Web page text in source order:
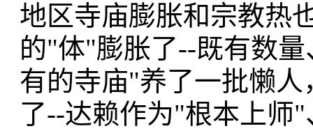
地区寺庙膨胀和宗教热
的"体"膨胀了--既有数
有的寺庙"养了一批懒
了--达赖作为"根本上师